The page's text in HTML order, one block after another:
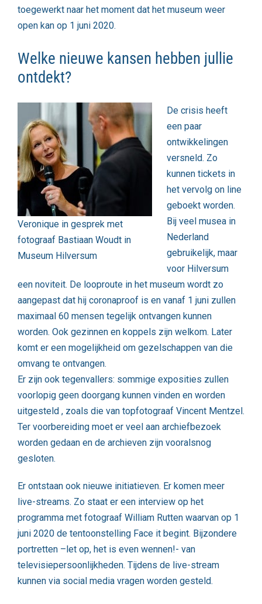
toegewerkt naar het moment dat het museum weer
open kan op 1 juni 2020.
Welke nieuwe kansen hebben jullie
ontdekt?
Veronique in gesprek met
fotograaf Bastiaan Woudt in
Museum Hilversum
De crisis heeft
een paar
ontwikkelingen
versneld. Zo
kunnen tickets in
het vervolg on line
geboekt worden.
Bij veel musea in
Nederland
gebruikelijk, maar
voor Hilversum
een noviteit. De looproute in het museum wordt zo
aangepast dat hij coronaproof is en vanaf 1 juni zullen
maximaal 60 mensen tegelijk ontvangen kunnen
worden. Ook gezinnen en koppels zijn welkom. Later
komt er een mogelijkheid om gezelschappen van die
omvang te ontvangen.
Er zijn ook tegenvallers: sommige exposities zullen
voorlopig geen doorgang kunnen vinden en worden
uitgesteld , zoals die van topfotograaf Vincent Mentzel.
Ter voorbereiding moet er veel aan archiefbezoek
worden gedaan en de archieven zijn vooralsnog
gesloten.
Er ontstaan ook nieuwe initiatieven. Er komen meer
live-streams. Zo staat er een interview op het
programma met fotograaf William Rutten waarvan op 1
juni 2020 de tentoonstelling Face it begint. Bijzondere
portretten –let op, het is even wennen!- van
televisiepersoonlijkheden. Tijdens de live-stream
kunnen via social media vragen worden gesteld.